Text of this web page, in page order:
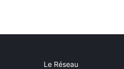
Le Réseau